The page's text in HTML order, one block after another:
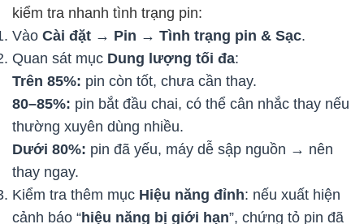
kiểm tra nhanh tình trạng pin:
Vào Cài đặt → Pin → Tình trạng pin & Sạc.
Quan sát mục Dung lượng tối đa:
Trên 85%: pin còn tốt, chưa cần thay.
80–85%: pin bắt đầu chai, có thể cân nhắc thay nếu
thường xuyên dùng nhiều.
Dưới 80%: pin đã yếu, máy dễ sập nguồn → nên
thay ngay.
Kiểm tra thêm mục Hiệu năng đỉnh: nếu xuất hiện
cảnh báo “hiệu năng bị giới hạn”, chứng tỏ pin đã